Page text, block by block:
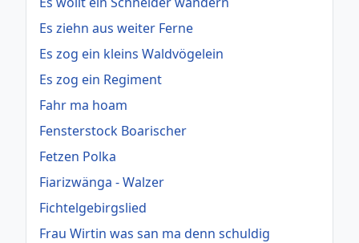
Es ziehn aus weiter Ferne
Es zog ein kleins Waldvögelein
Es zog ein Regiment
Fahr ma hoam
Fensterstock Boarischer
Fetzen Polka
Fiarizwänga - Walzer
Fichtelgebirgslied
Frau Wirtin was san ma denn schuldig